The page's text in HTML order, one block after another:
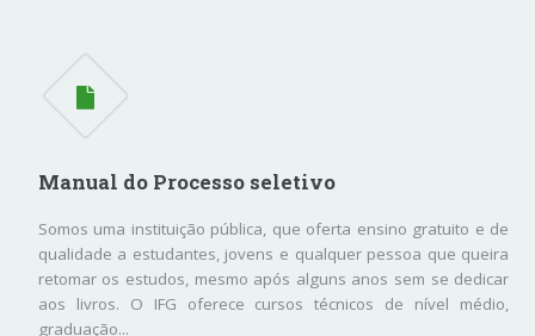
Manual do Processo seletivo
Somos uma instituição pública, que oferta ensino gratuito e de
qualidade a estudantes, jovens e qualquer pessoa que queira
retomar os estudos, mesmo após alguns anos sem se dedicar
aos livros. O IFG oferece cursos técnicos de nível médio,
graduação...